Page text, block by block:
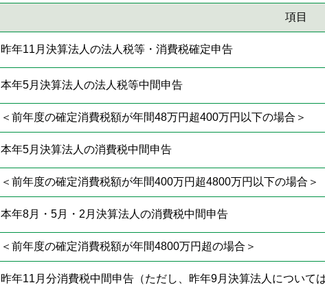
項目
昨年11月決算法人の法人税等・消費税確定申告
本年5月決算法人の法人税等中間申告
＜前年度の確定消費税額が年間48万円超400万円以下の場合＞
本年5月決算法人の消費税中間申告
＜前年度の確定消費税額が年間400万円超4800万円以下の場合＞
本年8月・5月・2月決算法人の消費税中間申告
＜前年度の確定消費税額が年間4800万円超の場合＞
昨年11月分消費税中間申告（ただし、昨年9月決算法人について